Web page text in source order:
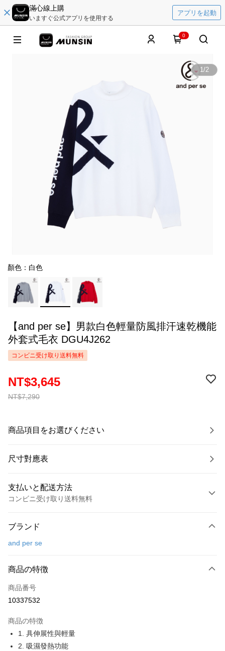
滿心線上購
いますぐ公式アプリを使用する
アプリを起動
0
1/2
顏色：白色
【and per se】男款白色輕量防風排汗速乾機能
外套式毛衣 DGU4J262
コンビニ受け取り送料無料
NT$7,290
NT$3,645
商品項目をお選びください
尺寸對應表
支払いと配送方法
コンビニ受け取り送料無料
クレジットカード1回払い
LINE Pay
Apple Pay
Easy Wallet
OP Pay Later
ブランド
and per se
商品の特徴
商品番号
10337532
商品の特徴
1. 具伸展性與輕量
2. 吸濕發熱功能